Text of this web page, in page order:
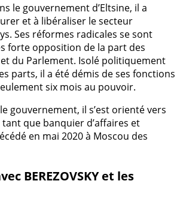
le gouvernement d’Eltsine, il a
et à libéraliser le secteur
Ses réformes radicales se sont
forte opposition de la part des
du Parlement. Isolé politiquement
parts, il a été démis de ses fonctions
six mois au pouvoir.
gouvernement, il s’est orienté vers
que banquier d’affaires et
en mai 2020 à Moscou des
BEREZOVSKY et les